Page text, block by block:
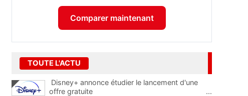
Comparer maintenant
TOUTE L'ACTU
Disney+ annonce étudier le lancement d'une
offre gratuite
...